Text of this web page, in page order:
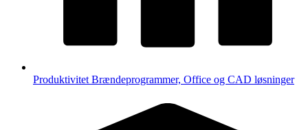
Produktivitet Brændeprogrammer, Office og CAD løsninger